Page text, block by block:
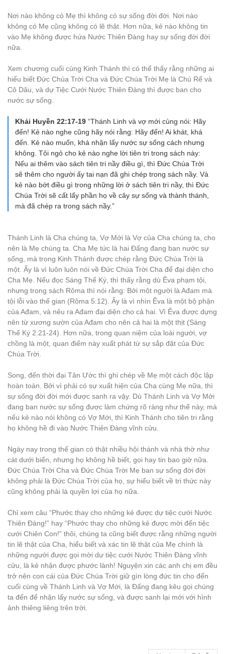
Nơi nào không có Mẹ thì không có sự sống đời đời. Nơi nào
không có Mẹ cũng không có lẽ thật. Hơn nữa, kẻ nào không tin
vào Mẹ không được hứa Nước Thiên Đàng hay sự sống đời đời
nữa.
Xem chương cuối cùng Kinh Thánh thì có thể thấy rằng những ai
hiểu biết Đức Chúa Trời Cha và Đức Chúa Trời Mẹ là Chú Rể và
Cô Dâu, và dự Tiệc Cưới Nước Thiên Đàng thì được ban cho
nước sự sống.
Khải Huyền 22:17-19 “Thánh Linh và vợ mới cùng nói: Hãy
đến! Kẻ nào nghe cũng hãy nói rằng: Hãy đến! Ai khát, khá
đến. Kẻ nào muốn, khá nhận lấy nước sự sống cách nhưng
không. Tôi ngỏ cho kẻ nào nghe lời tiên tri trong sách này:
Nếu ai thêm vào sách tiên tri nầy điều gì, thì Đức Chúa Trời
sẽ thêm cho người ấy tai nạn đã ghi chép trong sách nầy. Và
kẻ nào bớt điều gì trong những lời ở sách tiên tri nầy, thì Đức
Chúa Trời sẽ cất lấy phần họ về cây sự sống và thành thánh,
mà đã chép ra trong sách nầy.”
Thánh Linh là Cha chúng ta, Vợ Mới là Vợ của Cha chúng ta, cho
nên là Mẹ chúng ta. Cha Mẹ tức là hai Đấng đang ban nước sự
sống, mà trong Kinh Thánh được chép rằng Đức Chúa Trời là
một. Ấy là vì luôn luôn nói về Đức Chúa Trời Cha để đại diện cho
Cha Mẹ. Nếu đọc Sáng Thế Ký, thì thấy rằng dù Êva phạm tội,
nhưng trong sách Rôma thì nói rằng: Bởi một người là Ađam mà
tội lỗi vào thế gian (Rôma 5:12). Ấy là vì nhìn Êva là một bộ phận
của Ađam, và nêu ra Ađam đại diện cho cả hai. Vì Êva được dựng
nên từ xương sườn của Ađam cho nên cả hai là một thịt (Sáng
Thế Ký 2:21-24). Hơn nữa, trong quan niệm của loài người, vợ
chồng là một, quan điểm này xuất phát từ sự sắp đặt của Đức
Chúa Trời.
Song, đến thời đại Tân Ước thì ghi chép về Mẹ một cách độc lập
hoàn toàn. Bởi vì phải có sự xuất hiện của Cha cùng Mẹ nữa, thì
sự sống đời đời mới được sanh ra vậy. Dù Thánh Linh và Vợ Mới
đang ban nước sự sống được làm chứng rõ ràng như thế này, mà
nếu kẻ nào nói không có Vợ Mới, thì Kinh Thánh cho tiên tri rằng
họ không hề đi vào Nước Thiên Đàng vĩnh cửu.
Ngày nay trong thế gian có thật nhiều hội thánh và nhà thờ như
cát dưới biển, nhưng họ không hề biết, gọi hay tin bao giờ nữa.
Đức Chúa Trời Cha và Đức Chúa Trời Mẹ ban sự sống đời đời
không phải là Đức Chúa Trời của họ, sự hiểu biết về tri thức này
cũng không phải là quyền lợi của họ nữa.
Chỉ xem câu “Phước thay cho những kẻ được dự tiệc cưới Nước
Thiên Đàng!” hay “Phước thay cho những kẻ được mời đến tiệc
cưới Chiên Con!” thôi, chúng ta cũng biết được rằng những người
tin lẽ thật của Cha, hiểu biết và xác tin lẽ thật của Mẹ chính là
những người được gọi mời dự tiệc cưới Nước Thiên Đàng vĩnh
cửu, là kẻ nhận được phước lành! Nguyện xin các anh chị em đều
trở nên con cái của Đức Chúa Trời giữ gìn lòng đức tin cho đến
cuối cùng về Thánh Linh và Vợ Mới, là Đấng đang kêu gọi chúng
ta đến để nhận lấy nước sự sống, và được sanh lại mới với hình
ảnh thiêng liêng trên trời.